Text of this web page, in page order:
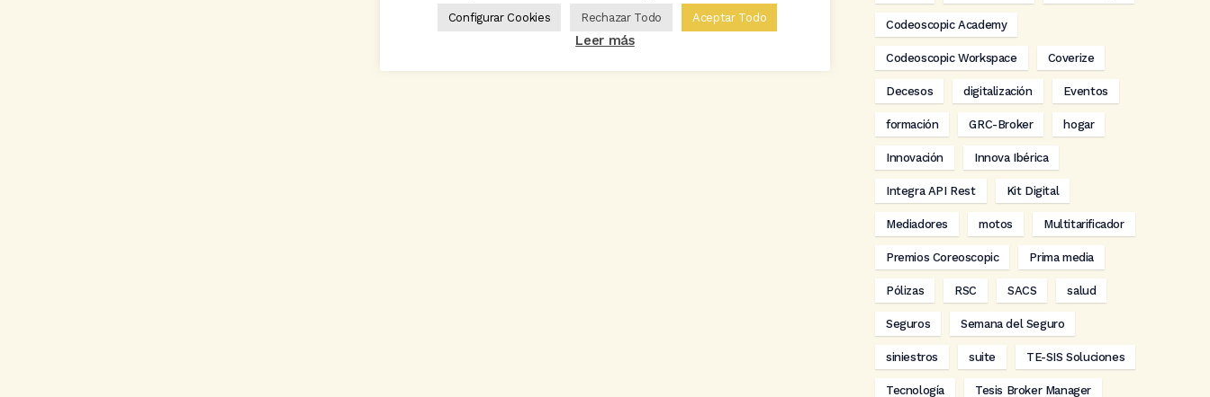
Codeoscopic Academy
Codeoscopic Workspace Coverize
Decesos digitalización Eventos
formación GRC-Broker hogar
Innovación Innova Ibérica
Integra API Rest Kit Digital
Mediadores motos Multitarificador
Premios Coreoscopic Prima media
Pólizas RSC SACS salud
Seguros Semana del Seguro
siniestros suite TE-SIS Soluciones
Tecnología Tesis Broker Manager
Configurar Cookies Rechazar Todo Aceptar Todo
Leer más